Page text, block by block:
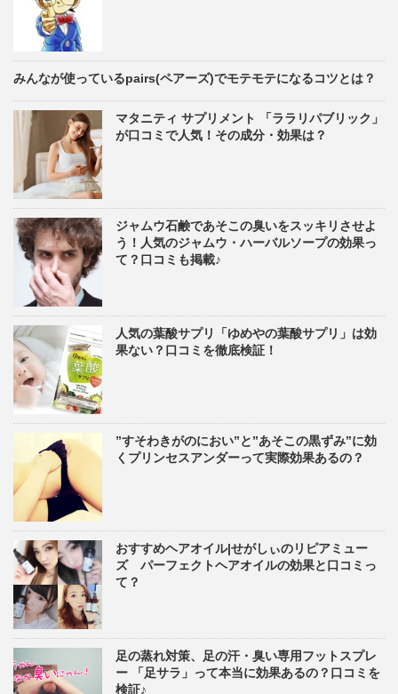
みんなが使っているpairs(ペアーズ)でモテモテになるコツとは？
マタニティ サプリメント 「ララリパブリック」
が口コミで人気！その成分・効果は？
ジャムウ石鹸であそこの臭いをスッキリさせよ
う！人気のジャムウ・ハーバルソープの効果っ
て？口コミも掲載♪
人気の葉酸サプリ「ゆめやの葉酸サプリ」は効
果ない？口コミを徹底検証！
”すそわきがのにおい”と”あそこの黒ずみ”に効
くプリンセスアンダーって実際効果あるの？
おすすめヘアオイル|せがしぃのリピアミュー
ズ パーフェクトヘアオイルの効果と口コミっ
て？
足の蒸れ対策、足の汗・臭い専用フットスプレ
ー 「足サラ」って本当に効果あるの？口コミを
検証♪